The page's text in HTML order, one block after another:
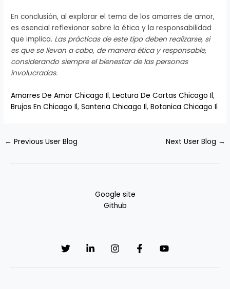
En conclusión, al explorar el tema de los amarres de amor,
es esencial reflexionar sobre la ética y la responsabilidad
que implica. Las prácticas de este tipo deben realizarse, si
es que se llevan a cabo, de manera ética y responsable,
considerando siempre el bienestar de las personas
involucradas.
Amarres De Amor Chicago Il,Lectura De Cartas Chicago Il,
Brujos En Chicago Il,Santeria Chicago Il,Botanica Chicago Il
← Previous User Blog Next User Blog →
Google site
Github